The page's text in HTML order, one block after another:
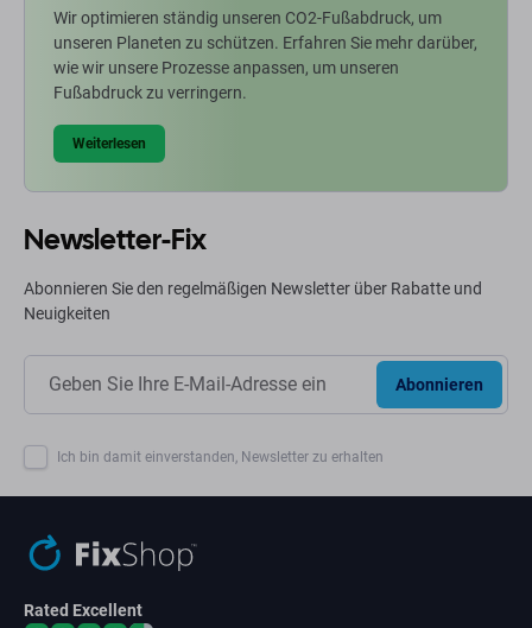
Wir optimieren ständig unseren CO2-Fußabdruck, um
unseren Planeten zu schützen. Erfahren Sie mehr darüber,
wie wir unsere Prozesse anpassen, um unseren
Fußabdruck zu verringern.
Weiterlesen
Newsletter-Fix
Abonnieren Sie den regelmäßigen Newsletter über Rabatte und
Neuigkeiten
Abonnieren
Ich bin damit einverstanden, Newsletter zu erhalten
Rated Excellent